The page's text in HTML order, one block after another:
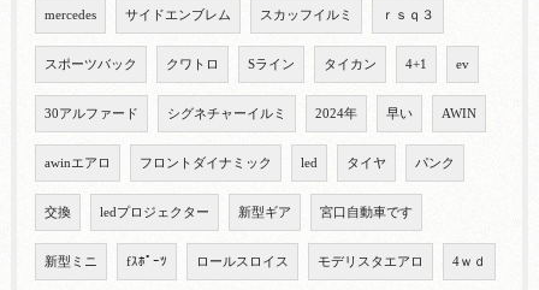
mercedes サイドエンブレム スカッフイルミ ｒｓｑ３
スポーツバック クワトロ Sライン タイカン 4+1 ev
30アルファード シグネチャーイルミ 2024年 早い AWIN
awinエアロ フロントダイナミック led タイヤ パンク
交換 ledプロジェクター 新型ギア 宮口自動車です
新型ミニ fｽﾎﾟｰﾂ ロールスロイス モデリスタエアロ 4ｗｄ